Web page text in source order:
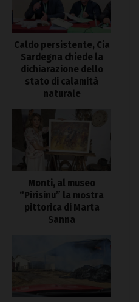
Caldo persistente, Cia
Sardegna chiede la
dichiarazione dello
stato di calamità
naturale
Monti, al museo
“Pirisinu” la mostra
pittorica di Marta
Sanna